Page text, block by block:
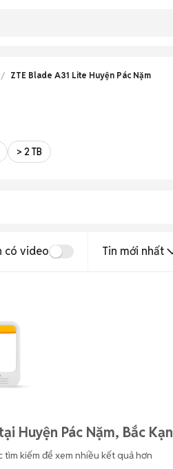
ZTE Blade A31 Lite Huyện Pác Nặm
> 2 TB
có video Tin mới nhất
Huyện Pác Nặm, Bắc Kạn
kiếm để xem nhiều kết quả hơn